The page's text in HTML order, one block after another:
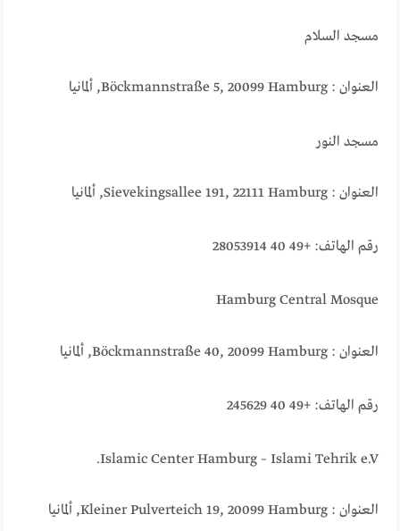
مسجد السلام
العنوان : Böckmannstraße 5, 20099 Hamburg, ألمانيا
مسجد النور
العنوان : Sievekingsallee 191, 22111 Hamburg, ألمانيا
رقم الهاتف: +49 40 28053914
Hamburg Central Mosque
العنوان : Böckmannstraße 40, 20099 Hamburg, ألمانيا
رقم الهاتف: +49 40 245629
Islamic Center Hamburg – Islami Tehrik e.V.
العنوان : Kleiner Pulverteich 19, 20099 Hamburg, ألمانيا